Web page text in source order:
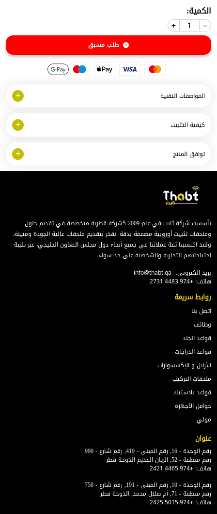
الكمية:
طلب مسبق
المواصفات التقنية
كيفية التثبيت
توافق المنتج
تأسست شركة ثابت في عام 2009 كشركة قطرية متخصصة في تقديم حلول
وملحقات تثبيت أوروبية مصممة بدقة. نفخر بتقديم ملحقات عالية الجودة ومتينة،
ولقد اكتسبنا ثقة عملائنا في جميع أنحاء دول مجلس التعاون الخليجي، عبر تلبية
احتياجاتهم التجارية والشخصية على حد سواء.
بريد الكتروني:
info@thabt.qa
هاتف: +974 4483 2731
روابط سريعة
اتصل بنا
وظائف
قواعد الجلد
قواعد الدراجات
الأرايل و الإكسسوارات
ملحقات التركيب
قواعد بلاستيك
حوامل الأجهزة
مولي
عنوان
رقم الوحدة - 16, رقم المبنى - 419, رقم شارع - 990
رقم منطقة - 52, الريان القديم الدوحة قطر
هاتف: +974 4465 2421
رقم الوحدة - 10, رقم المبنى - 191, رقم شارع - 750
رقم منطقة - 71, أم صلال محمد, الدوحة قطر
هاتف: +974 5015 2425